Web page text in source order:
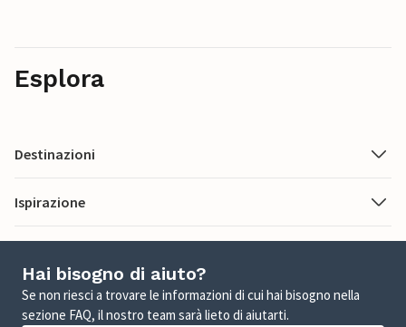
Esplora
Destinazioni
Ispirazione
Hai bisogno di aiuto?
Se non riesci a trovare le informazioni di cui hai bisogno nella
sezione FAQ, il nostro team sarà lieto di aiutarti.